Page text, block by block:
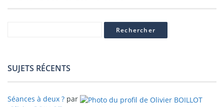
SUJETS RÉCENTS
Séances à deux ? par